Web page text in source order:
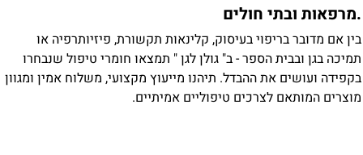
ובתי חולים
אם מדובר בריפוי בעיסוק, קלינאות תקשורת, פיזיותרפיה או
בגן ובבית הספר - ב" גולן לגן " תמצאו חומרי טיפול שנבחרו
ועושים את ההבדל. תיהנו מייעוץ מקצועי, משלוח אמין ומגוון
המותאם לצרכים טיפוליים אמיתיים.